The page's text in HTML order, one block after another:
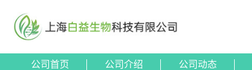
公司首页 公司介绍 公司动态